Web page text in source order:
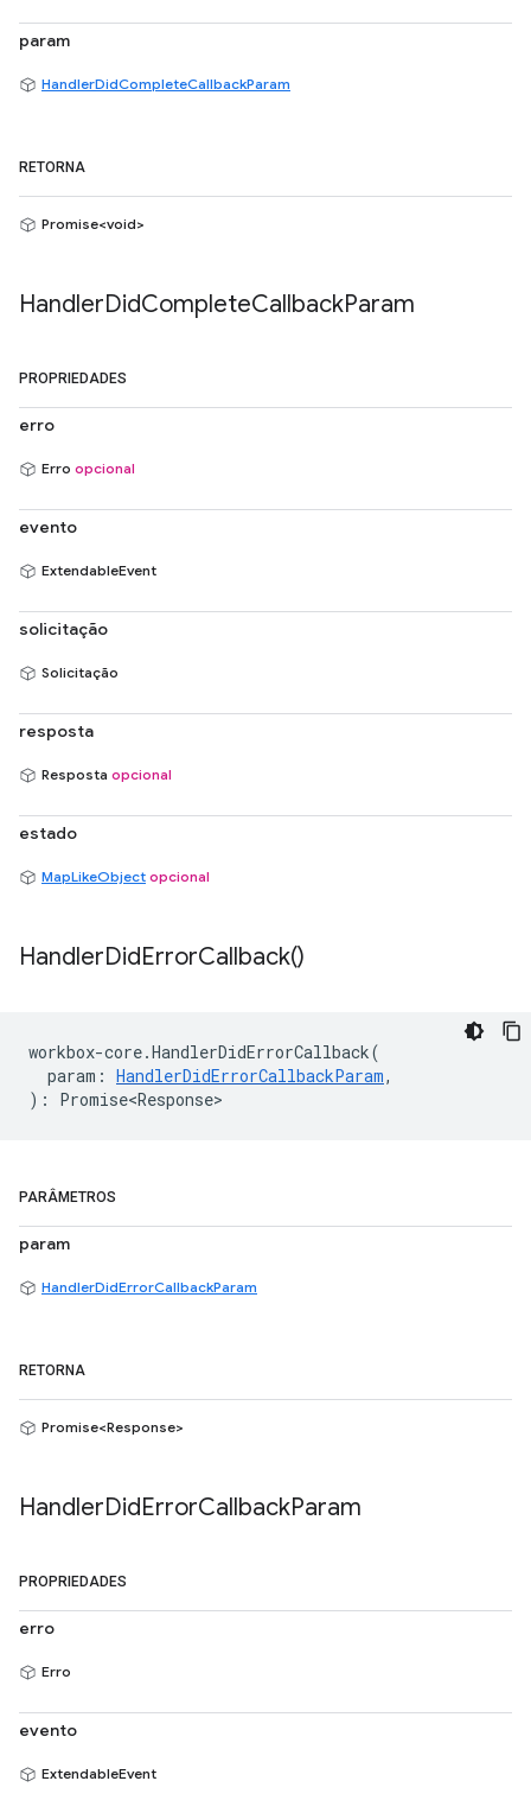
param
HandlerDidCompleteCallbackParam
RETORNA
Promise<void>
HandlerDidCompleteCallbackParam
PROPRIEDADES
erro
Erro opcional
evento
ExtendableEvent
solicitação
Solicitação
resposta
Resposta opcional
estado
MapLikeObject opcional
HandlerDidErrorCallback()
workbox-core.HandlerDidErrorCallback(
param : HandlerDidErrorCallbackParam,
) : Promise<Response>
PARÂMETROS
param
HandlerDidErrorCallbackParam
RETORNA
Promise<Response>
HandlerDidErrorCallbackParam
PROPRIEDADES
erro
Erro
evento
ExtendableEvent